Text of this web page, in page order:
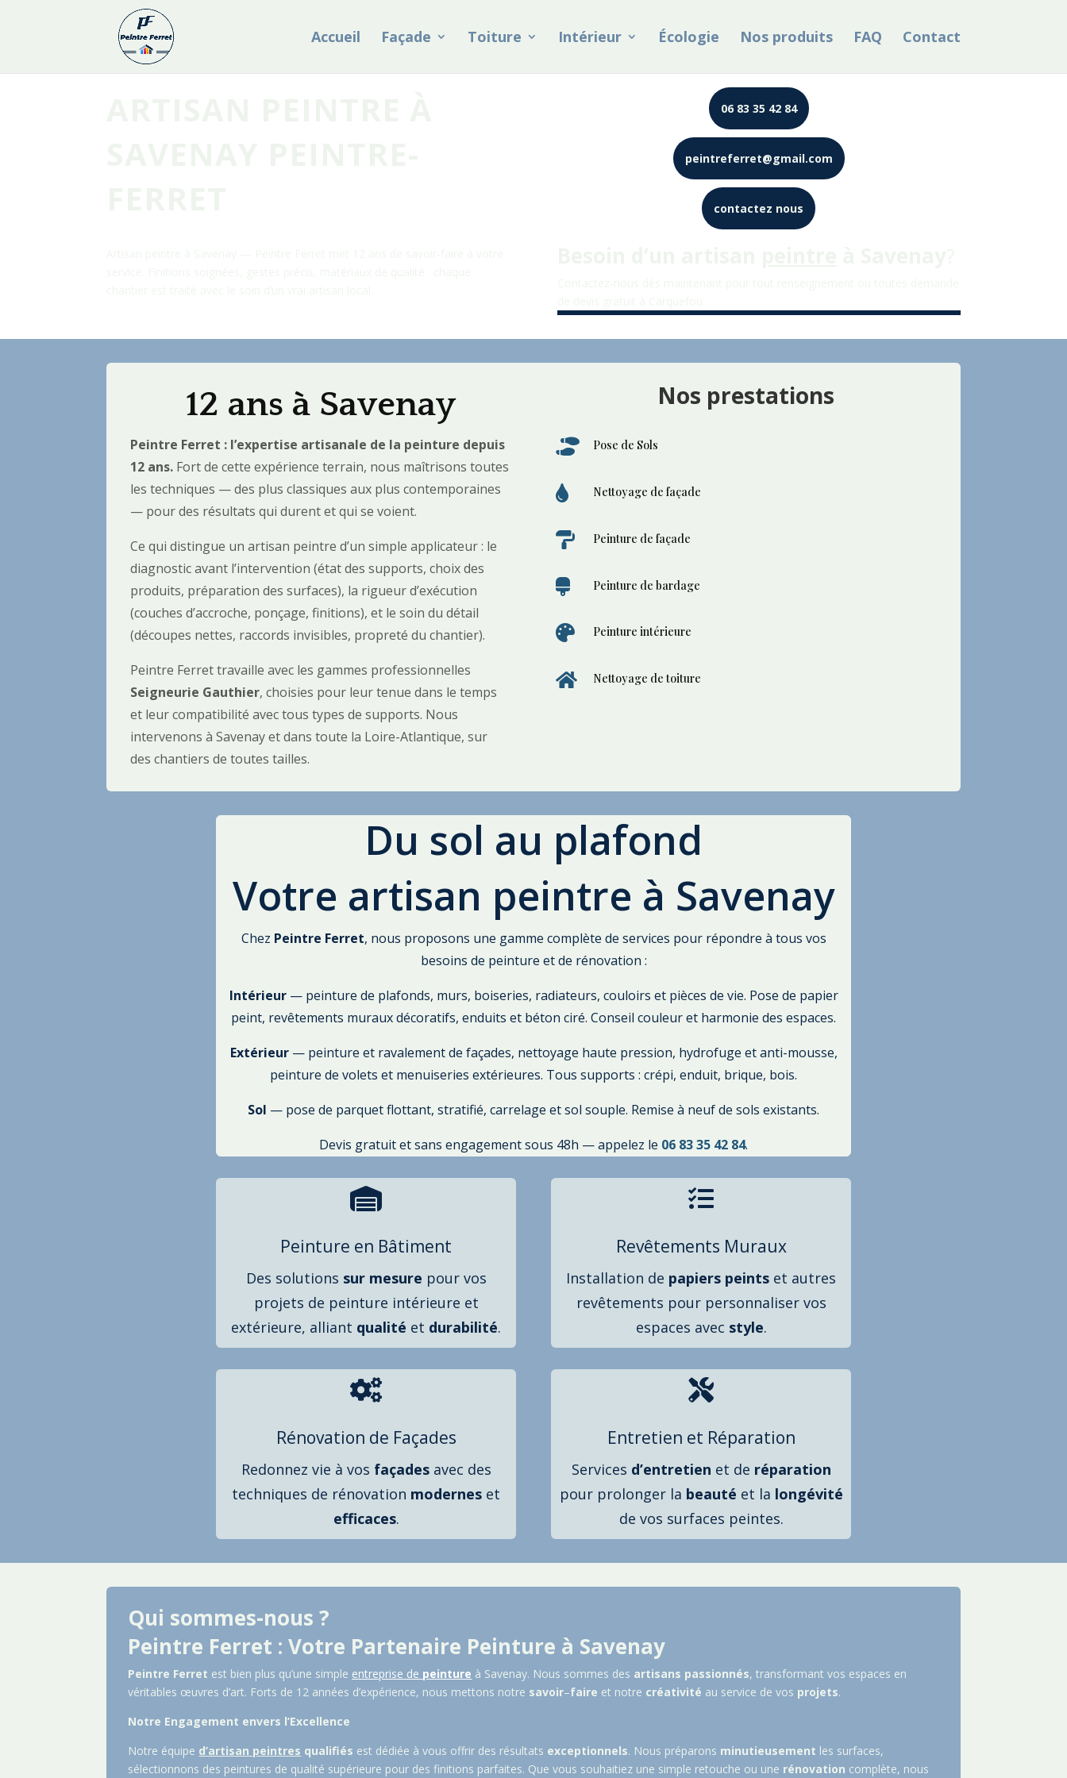
Accueil Façade Toiture Intérieur Écologie Nos produits FAQ Contact
06 83 35 42 84
peintreferret@gmail.com
contactez nous
12 ans à Savenay
Peintre Ferret : l’expertise artisanale de la peinture depuis
12 ans. Fort de cette expérience terrain, nous maîtrisons toutes
les techniques — des plus classiques aux plus contemporaines
— pour des résultats qui durent et qui se voient.
Ce qui distingue un artisan peintre d’un simple applicateur : le
diagnostic avant l’intervention (état des supports, choix des
produits, préparation des surfaces), la rigueur d’exécution
(couches d’accroche, ponçage, finitions), et le soin du détail
(découpes nettes, raccords invisibles, propreté du chantier).
Peintre Ferret travaille avec les gammes professionnelles
Seigneurie Gauthier, choisies pour leur tenue dans le temps
et leur compatibilité avec tous types de supports. Nous
intervenons à Savenay et dans toute la Loire-Atlantique, sur
des chantiers de toutes tailles.
Nos prestations
 Pose de Sols
 Nettoyage de façade
 Peinture de façade
 Peinture de bardage
 Peinture intérieure
 Nettoyage de toiture
Du sol au plafond
Votre artisan peintre à Savenay
Chez Peintre Ferret, nous proposons une gamme complète de services pour répondre à tous vos
besoins de peinture et de rénovation :
Intérieur— peinture de plafonds, murs, boiseries, radiateurs, couloirs et pièces de vie. Pose de papier
peint, revêtements muraux décoratifs, enduits et béton ciré. Conseil couleur et harmonie des espaces.
Extérieur— peinture et ravalement de façades, nettoyage haute pression, hydrofuge et anti-mousse,
peinture de volets et menuiseries extérieures. Tous supports : crépi, enduit, brique, bois.
Sol — pose de parquet flottant, stratifié, carrelage et sol souple. Remise à neuf de sols existants.
Devis gratuit et sans engagement sous 48h — appelez le 06 83 35 42 84.

Peinture en Bâtiment
Des solutions sur mesure pour vos
projets de peinture intérieure et
extérieure, alliant qualité et durabilité.

Revêtements Muraux
Installation de papiers peints et autres
revêtements pour personnaliser vos
espaces avec style.

Rénovation de Façades
Redonnez vie à vos façadesavec des
techniques de rénovation modernes et
efficaces.

Entretien et Réparation
Services d’entretien et de réparation
pour prolonger la beauté et la longévité
de vos surfaces peintes.
Qui sommes-nous ?
Peintre Ferret : Votre Partenaire Peinture à Savenay
Peintre Ferret est bien plus qu’une simple entreprise de peinture à Savenay. Nous sommes des artisans passionnés, transformant vos espaces en
véritables œuvres d’art. Forts de 12 années d’expérience, nous mettons notre savoir–faire et notre créativité au service de vos projets.
Notre Engagement envers l’Excellence
Notre équipe d’artisan peintres qualifiés est dédiée à vous offrir des résultats exceptionnels. Nous préparons minutieusement les surfaces,
sélectionnons des peintures de qualité supérieure pour des finitions parfaites. Que vous souhaitiez une simple retouche ou une rénovation complète, nous